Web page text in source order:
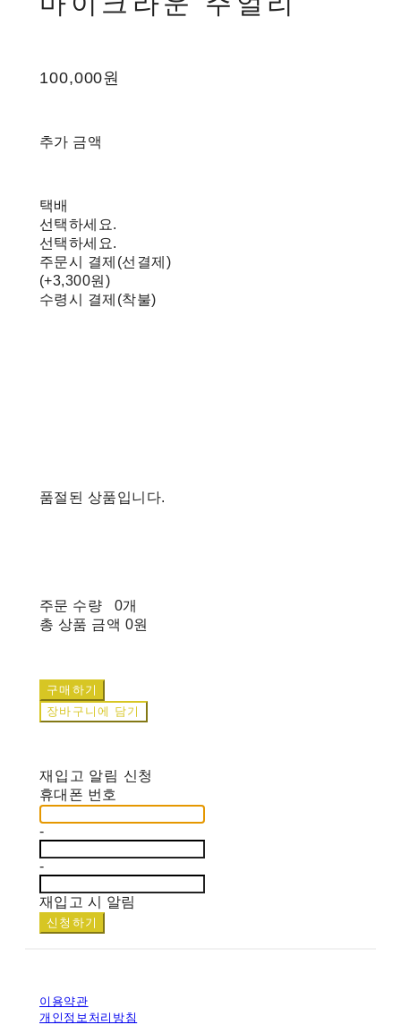
100,000원
추가 금액
택배
선택하세요.
선택하세요.
주문시 결제(선결제)
(+3,300원)
수령시 결제(착불)
품절된 상품입니다.
주문 수량
0개
총 상품 금액 0원
구매하기
장바구니에 담기
재입고 알림 신청
휴대폰 번호
-
-
재입고 시 알림
신청하기
이용약관
개인정보처리방침